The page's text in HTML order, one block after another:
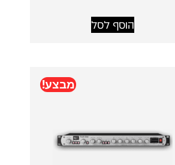
הוסף לסל
מבצע!